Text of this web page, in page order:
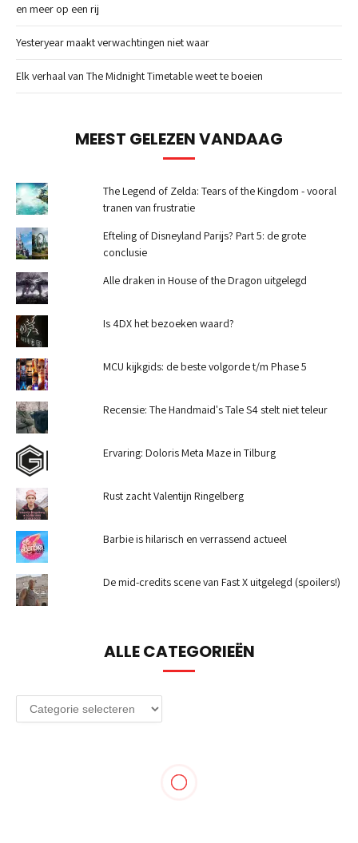
en meer op een rij
Yesteryear maakt verwachtingen niet waar
Elk verhaal van The Midnight Timetable weet te boeien
MEEST GELEZEN VANDAAG
The Legend of Zelda: Tears of the Kingdom - vooral
tranen van frustratie
Efteling of Disneyland Parijs? Part 5: de grote
conclusie
Alle draken in House of the Dragon uitgelegd
Is 4DX het bezoeken waard?
MCU kijkgids: de beste volgorde t/m Phase 5
Recensie: The Handmaid's Tale S4 stelt niet teleur
Ervaring: Doloris Meta Maze in Tilburg
Rust zacht Valentijn Ringelberg
Barbie is hilarisch en verrassend actueel
De mid-credits scene van Fast X uitgelegd (spoilers!)
ALLE CATEGORIEËN
categorieën